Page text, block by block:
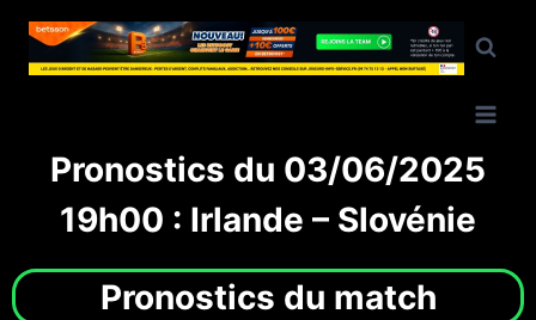
Pronostics du 03/06/2025
19h00 : Irlande – Slovénie
Pronostics du match